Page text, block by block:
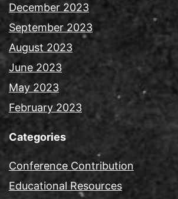
December 2023
September 2023
August 2023
June 2023
May 2023
February 2023
Categories
Conference Contribution
Educational Resources